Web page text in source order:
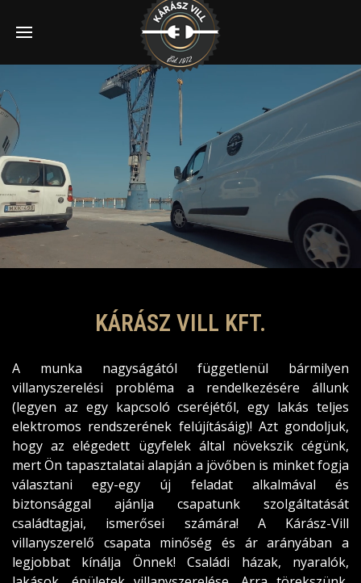
KÁRÁSZ VILL KFT.
A munka nagyságától függetlenül bármilyen
villanyszerelési probléma a rendelkezésére állunk
(legyen az egy kapcsoló cseréjétől, egy lakás teljes
elektromos rendszerének felújításáig)! Azt gondoljuk,
hogy az elégedett ügyfelek által növekszik cégünk,
mert Ön tapasztalatai alapján a jövőben is minket fogja
választani egy-egy új feladat alkalmával és
biztonsággal ajánlja csapatunk szolgáltatását
családtagjai, ismerősei számára! A Kárász-Vill
villanyszerelő csapata minőség és ár arányában a
legjobbat kínálja Önnek! Családi házak, nyaralók,